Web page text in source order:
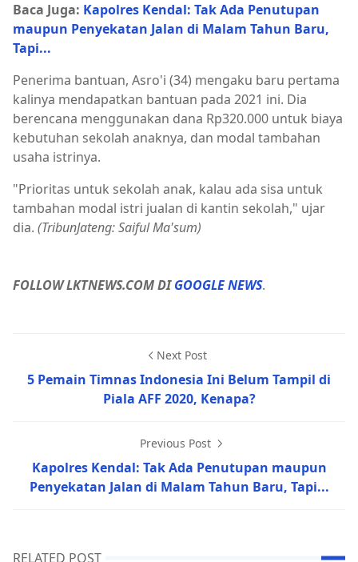
Baca Juga: Kapolres Kendal: Tak Ada Penutupan
maupun Penyekatan Jalan di Malam Tahun Baru,
Tapi...
Penerima bantuan, Asro'i (34) mengaku baru pertama
kalinya mendapatkan bantuan pada 2021 ini. Dia
berencana menggunakan dana Rp320.000 untuk biaya
kebutuhan sekolah anaknya, dan modal tambahan
usaha istrinya.
"Prioritas untuk sekolah anak, kalau ada sisa untuk
tambahan modal istri jualan di kantin sekolah," ujar
dia. (TribunJateng: Saiful Ma'sum)
FOLLOW LKTNEWS.COM DIGOOGLE NEWS.
Next Post
5 Pemain Timnas Indonesia Ini Belum Tampil di
Piala AFF 2020, Kenapa?
Previous Post
Kapolres Kendal: Tak Ada Penutupan maupun
Penyekatan Jalan di Malam Tahun Baru, Tapi...
RELATED POST